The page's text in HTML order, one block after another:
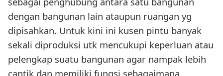
dengan bangunan lain ataupun ruangan yg
dipisahkan. Untuk kini ini kusen pintu banyak
sekali diproduksi utk mencukupi keperluan atau
pelengkap suatu bangunan agar nampak lebih
cantik dan memiliki fungsi sebagaimana